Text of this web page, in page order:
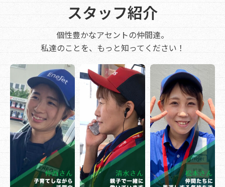
スタッフ紹介
個性豊かなアセントの仲間達。
私達のことを、もっと知ってください！